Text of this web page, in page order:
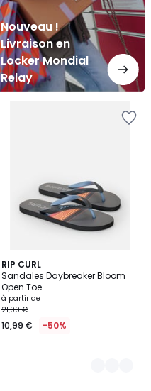
Nouveau !
Livraison en
Locker Mondial
Relay
RIP CURL
Sandales Daybreaker Bloom
Open Toe
à partir de
21,99 €
10,99 € -50%
3
Couleurs